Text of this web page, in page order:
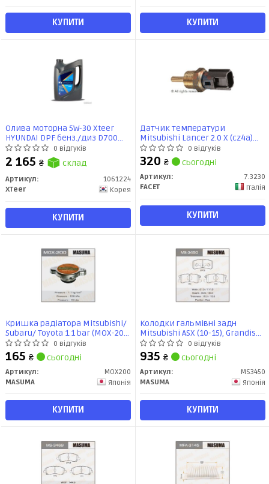
КУПИТИ КУПИТИ
Олива моторна 5W-30 Xteer
HYUNDAI DPF бенз./диз D700
API SP, ACEA C2/C3, 6л, синт
0 відгуків
2 165 ₴ склад
Артикул:
1061224
XTeer
Корея
КУПИТИ
Датчик температури
Mitsubishi Lancer 2.0 X (cz4a)
(08-16) (7.3230) Facet
0 відгуків
320 ₴ сьогодні
Артикул:
7.3230
FACET
Італія
КУПИТИ
Кришка радіатора Mitsubishi/
Subaru/ Toyota 1.1 bar (MOX-200)
MASUMA
0 відгуків
165 ₴ сьогодні
Артикул:
MOX200
MASUMA
Японія
КУПИТИ
Колодки гальмівні задн
Mitsubishi ASX (10-15), Grandis
(04-10), Lancer (08-12),
Outlander (07-12), Pajero
(-06/06-) (MS-3450) MASUMA
0 відгуків
935 ₴ сьогодні
Артикул:
MS3450
MASUMA
Японія
КУПИТИ